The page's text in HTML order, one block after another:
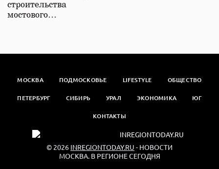
строительства
мостового…
МОСКВА ПОДМОСКОВЬЕ LIFESTYLE ОБЩЕСТВО
ПЕТЕРБУРГ СИБИРЬ УРАЛ ЭКОНОМИКА ЮГ
КОНТАКТЫ
© 2026 INREGIONTODAY.RU - НОВОСТИ
МОСКВА. В РЕГИОНЕ СЕГОДНЯ